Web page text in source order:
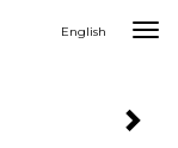
English